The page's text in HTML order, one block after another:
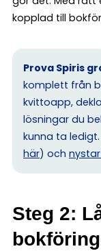
kopplad till
Prova Spiris
komplett från
kvittoapp,
lösningar du
kunna ta
här) och
Steg 2: